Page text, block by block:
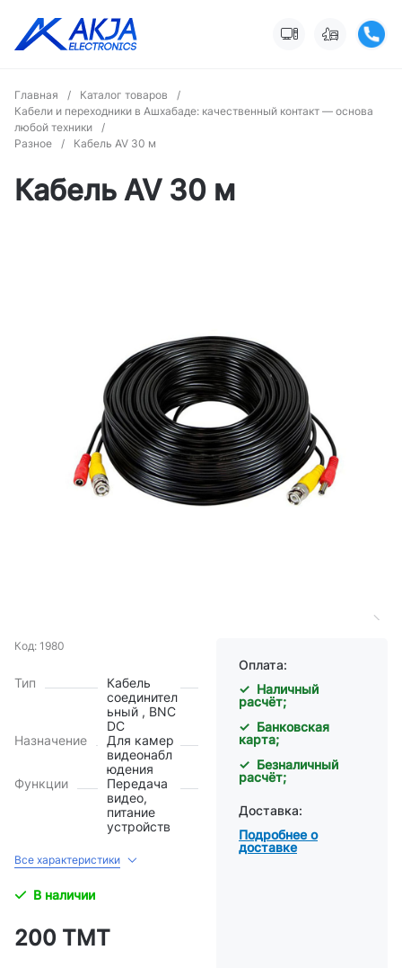
Главная / Каталог товаров
/
Кабели и переходники в Ашхабаде: качественный контакт — основа
любой техники
/
Разное
/ Кабель AV 30 м
Кабель AV 30 м
Код: 1980
Тип
Кабель
соединител
ьный , BNC
DC
Назначение
Для камер
видеонабл
юдения
Функции
Передача
видео,
питание
устройств
Все характеристики
В наличии
200 ТМТ
Оплата:
✓ Наличный
расчёт;
✓ Банковская
карта;
✓ Безналичный
расчёт;
Доставка:
Подробнее о
доставке